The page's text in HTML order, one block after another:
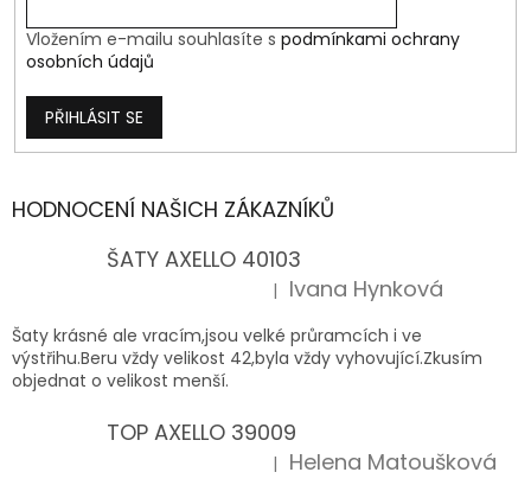
Vložením e-mailu souhlasíte s podmínkami ochrany
osobních údajů
PŘIHLÁSIT SE
HODNOCENÍ NAŠICH ZÁKAZNÍKŮ
ŠATY AXELLO 40103
Hodnocení produktu je 5 z 5 hvězdiček.
| Ivana Hynková
Šaty krásné ale vracím,jsou velké průramcích i ve
výstřihu.Beru vždy velikost 42,byla vždy vyhovující.Zkusím
objednat o velikost menší.
TOP AXELLO 39009
Hodnocení produktu je 5 z 5 hvězdiček.
| Helena Matoušková